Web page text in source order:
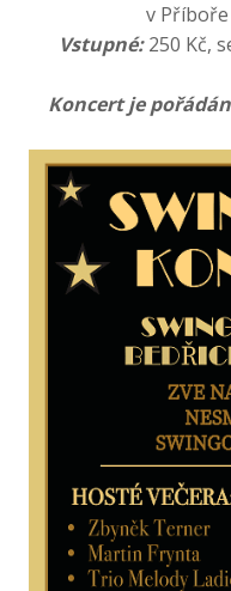
v Příboře
Vstupné:250 Kč,
Koncert je